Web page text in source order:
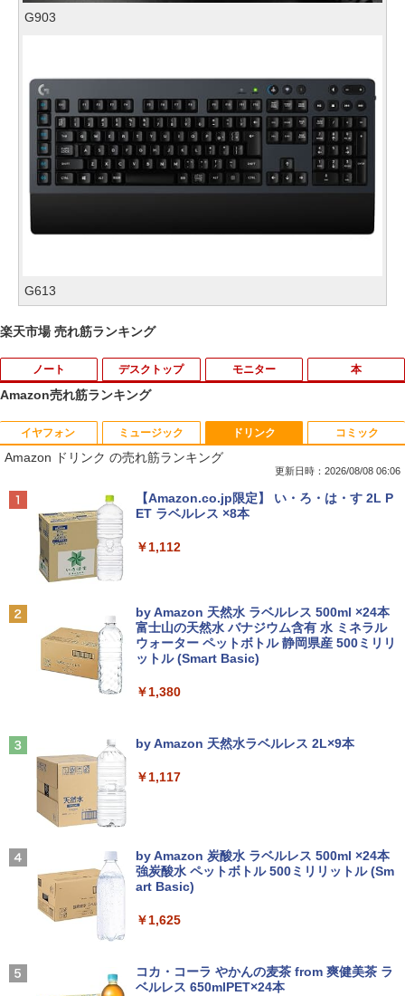
G903
G613
楽天市場 売れ筋ランキング
ノート
1
R160-NEC Chromebook Y2 1点 Chrom
eOS 11.6型 CPU Intel Celeron N4020
メモリ 4GB LPDDR4 SSD 32GB eMMC
2021製 WebKカメラ付き 360度回転可
能 ACアダプタ付き 【中古品整備品】
2
き 店長おまかせ 東芝 富士通 NEC DELL
HP等 Celeron 初めてパソコンを使う方
や初心者向け メモリ4GB HDD320GBま
たはSSD128GB Windows11/10 OS選択
証 中古パソコン 中古ノートパソコン【中
￥7,800
大画面 無線LAN 中古パソコン ノート wi
ndows11 中古PC ノートパソコン Wind
ows10 パソコン ノートPC 中古品【あす
デスクトップ モニター
1
【送料無料】TF: 富士通 23.8型液晶ディ
スプレイ DY24-9T / B24-9 TS/ FullHD
1920x1080/ D-sub,DVI,Displayport フ
ルHD(1920×1080) 中古ディスプレイ 中
古モニター /24型 ワイド 液晶モニター
【3ケ月保証】
￥6,480
＼500円OFFクーポンあり！／ モバイル
モニター 15.6インチ 1080PフルHD ディ
スプレイ VESA対応 コスパ デュアルモニ
ター サブモニター ゲーミングモニター
ートワーク IPS mini pc ミニPC 多デバ
￥9,480
リップス 27型 1920×1080/ HDMI D-Sub
ブラック スピーカー：なし 5年間フル保
証 27E2N2100/11
￥13,800
4
JAPANNEXT｜ジャパンネクスト モバイ
本
1
杖と剣のウィストリア（16） 【電子書
籍】[ 大森藤ノ ]
￥594
￥14,916
東京卍リベンジャーズ 1〜31巻 全巻セ
￥15,675
￥792
]
Amazon売れ筋ランキング
イヤフォン
Anker Soundcore P40i オフホワイト
Anker Soundcore P31i ブラック
￥5,990
ラック
￥14,990
レスイヤホン bluetooth イヤホン V12 小型
軽量 ブルートゥースHi-Fi 最大36時間再生 ぶ
るーとゅーす コードレス ENCノイズキャン
付き 防水 タッチ式音量調整 スポーツ/通勤/通
￥1,964
ミュージック
BRUCE WAYNE feat. Flo Milli, ATL Jacob
[Explicit]
￥250
BRUCE WAYNE feat. Flo Milli, ATL Jacob
[Explicit]
￥250
￥250
￥250
ドリンク
Amazon ドリンク の売れ筋ランキング
更新日時：2026/08/08 06:06
【Amazon.co.jp限定】 い・ろ・は・す 2L P
ET ラベルレス ×8本
￥1,112
by Amazon 天然水 ラベルレス 500ml ×24本
富士山の天然水 バナジウム含有 水 ミネラル
ウォーター ペットボトル 静岡県産 500ミリリ
ットル (Smart Basic)
￥1,380
by Amazon 天然水ラベルレス 2L×9本
￥1,117
by Amazon 炭酸水 ラベルレス 500ml ×24本
強炭酸水 ペットボトル 500ミリリットル (Sm
art Basic)
￥1,625
コカ・コーラ やかんの麦茶 from 爽健美茶 ラ
ベルレス 650mlPET×24本
コミック